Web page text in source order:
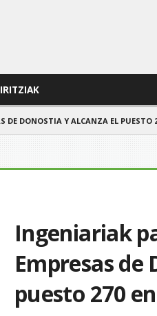
DE DONOSTIA Y ALCANZA EL PUESTO
Ingeniariak
Empresas de
puesto 270